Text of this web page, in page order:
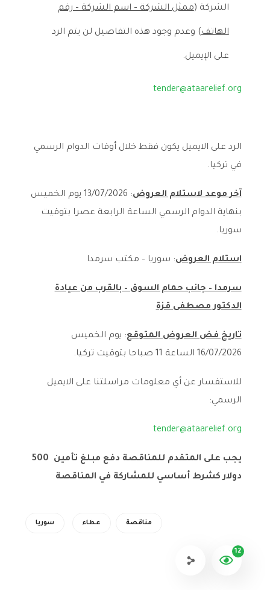
الشركة (ممثل الشركة – اسم الشركة – رقم
الهاتف) وعدم وجود هذه التفاصيل لن يتم الرد
على الإيميل.
tender@ataarelief.org
الرد على الايميل يكون فقط خلال أوقات الدوام الرسمي
في تركيا.
آخر موعد لاستلام العروض
: 13/07/2026 يوم الخميس
بنهاية الدوام الرسمي الساعة الرابعة عصرا بتوقيت
سوريا.
استلام العروض: سوريا – مكتب سرمدا
سرمدا – جانب حمام السوق – بالقرب من عيادة
الدكتور مصطفى قزة
تاريخ فض العروض المتوقع: يوم الخميس
16/07/2026 الساعة 11 صباحا بتوقيت تركيا.
للاستفسار عن أي معلومات مراسلتنا على الايميل
الرسمي:
tender@ataarelief.org
يجب على المتقدم للمناقصة دفع مبلغ تأمين 500
دولار كشرط أساسي للمشاركة في المناقصة
سوريا عطاء مناقصة
12